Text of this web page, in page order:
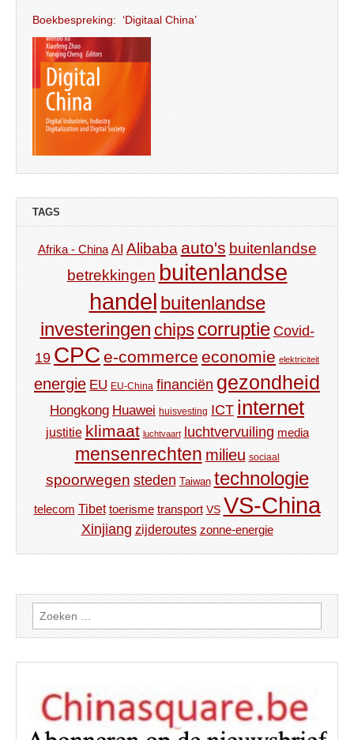
Boekbespreking: ‘Digitaal China’
TAGS
Afrika - China AI Alibaba auto's buitenlandse
betrekkingen buitenlandse
handel buitenlandse
investeringen chips corruptie Covid-
19 CPC e-commerce economie elektriciteit
energie EU EU-China financiën gezondheid
Hongkong Huawei huisvesting ICT internet
justitie klimaat luchtvaart luchtvervuiling media
mensenrechten milieu sociaal
spoorwegen steden Taiwan technologie
telecom Tibet toerisme transport VS VS-China
Xinjiang zijderoutes zonne-energie
Zoeken
naar: